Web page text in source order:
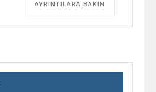
AYRINTILARA BAKIN